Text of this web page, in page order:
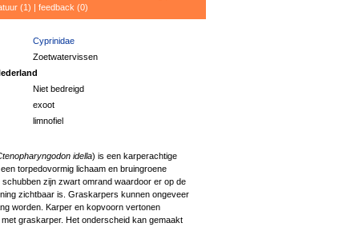
(1) | feedback (0)
Cyprinidae
Zoetwatervissen
Niet bedreigd
exoot
limnofiel
idella) is een karperachtige
torpedovormig lichaam en bruingroene
zijn zwart omrand waardoor er op de
zichtbaar is. Graskarpers kunnen ongeveer
worden. Karper en kopvoorn vertonen
graskarper. Het onderscheid kan gemaakt